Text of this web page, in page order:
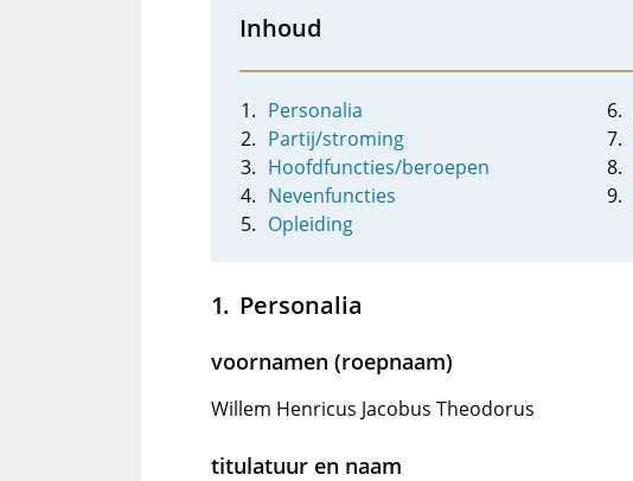
Inhoud
Personalia
Partij/stroming
Hoofdfuncties/beroepen
Nevenfuncties
Opleiding
Personalia
voornamen (roepnaam)
Willem Henricus Jacobus Theodorus
titulatuur en naam